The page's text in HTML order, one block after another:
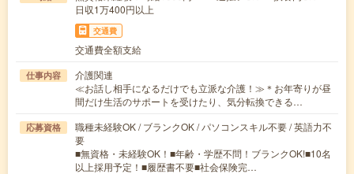
日収1万400円以上
交通費
交通費全額支給
仕事内容
介護関連
≪お話し相手になるだけでも立派な介護！≫＊お年寄りが昼
間だけ生活のサポートを受けたり、気分転換できる…
応募資格
職種未経験OK / ブランクOK / パソコンスキル不要 / 英語力不
要
■無資格・未経験OK！■年齢・学歴不問！ブランクOK!■10名
以上採用予定！■履歴書不要■社会保険完…